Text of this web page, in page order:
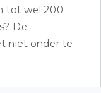
tot wel 200
De
niet onder te